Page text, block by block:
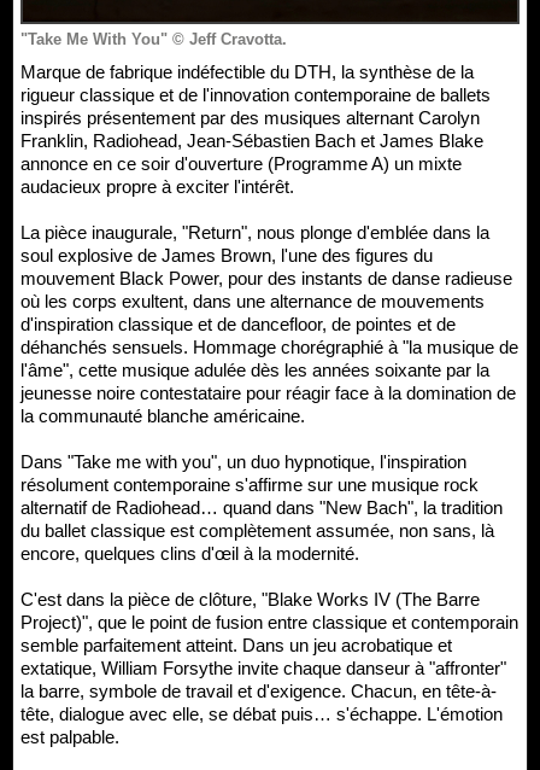
"Take Me With You" © Jeff Cravotta.
Marque de fabrique indéfectible du DTH, la synthèse de la
rigueur classique et de l'innovation contemporaine de ballets
inspirés présentement par des musiques alternant Carolyn
Franklin, Radiohead, Jean-Sébastien Bach et James Blake
annonce en ce soir d'ouverture (Programme A) un mixte
audacieux propre à exciter l'intérêt.
La pièce inaugurale, "Return", nous plonge d'emblée dans la
soul explosive de James Brown, l'une des figures du
mouvement Black Power, pour des instants de danse radieuse
où les corps exultent, dans une alternance de mouvements
d'inspiration classique et de dancefloor, de pointes et de
déhanchés sensuels. Hommage chorégraphié à "la musique de
l'âme", cette musique adulée dès les années soixante par la
jeunesse noire contestataire pour réagir face à la domination de
la communauté blanche américaine.
Dans "Take me with you", un duo hypnotique, l'inspiration
résolument contemporaine s'affirme sur une musique rock
alternatif de Radiohead… quand dans "New Bach", la tradition
du ballet classique est complètement assumée, non sans, là
encore, quelques clins d'œil à la modernité.
C'est dans la pièce de clôture, "Blake Works IV (The Barre
Project)", que le point de fusion entre classique et contemporain
semble parfaitement atteint. Dans un jeu acrobatique et
extatique, William Forsythe invite chaque danseur à "affronter"
la barre, symbole de travail et d'exigence. Chacun, en tête-à-
tête, dialogue avec elle, se débat puis… s'échappe. L'émotion
est palpable.